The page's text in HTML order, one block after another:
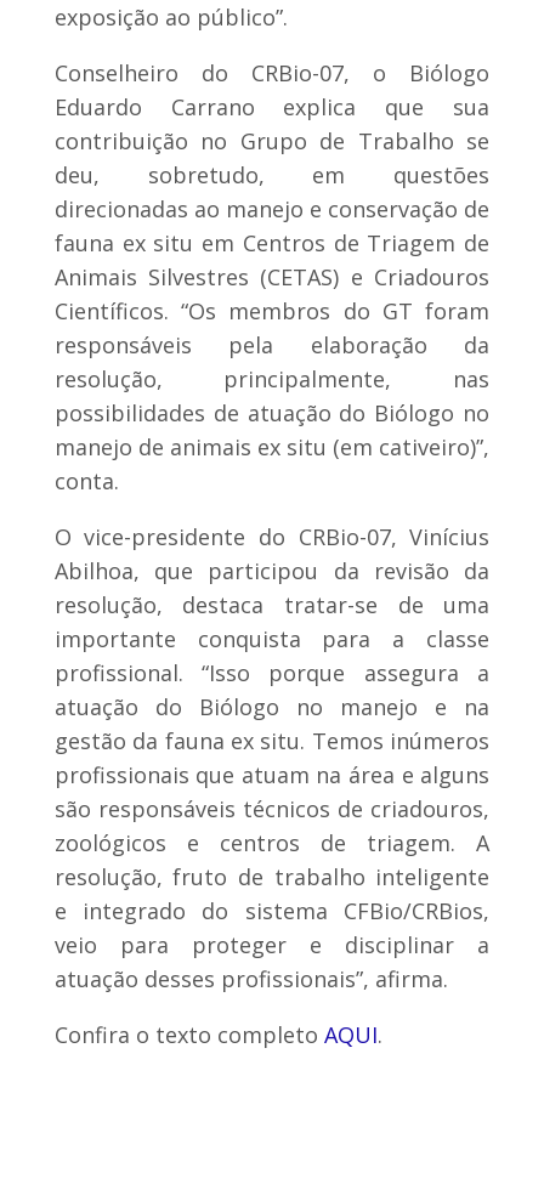
exposição ao público”.
Conselheiro do CRBio-07, o Biólogo
Eduardo Carrano explica que sua
contribuição no Grupo de Trabalho se
deu, sobretudo, em questões
direcionadas ao manejo e conservação de
fauna ex situ em Centros de Triagem de
Animais Silvestres (CETAS) e Criadouros
Científicos. “Os membros do GT foram
responsáveis pela elaboração da
resolução, principalmente, nas
possibilidades de atuação do Biólogo no
manejo de animais ex situ (em cativeiro)”,
conta.
O vice-presidente do CRBio-07, Vinícius
Abilhoa, que participou da revisão da
resolução, destaca tratar-se de uma
importante conquista para a classe
profissional. “Isso porque assegura a
atuação do Biólogo no manejo e na
gestão da fauna ex situ. Temos inúmeros
profissionais que atuam na área e alguns
são responsáveis técnicos de criadouros,
zoológicos e centros de triagem. A
resolução, fruto de trabalho inteligente
e integrado do sistema CFBio/CRBios,
veio para proteger e disciplinar a
atuação desses profissionais”, afirma.
Confira o texto completo AQUI.